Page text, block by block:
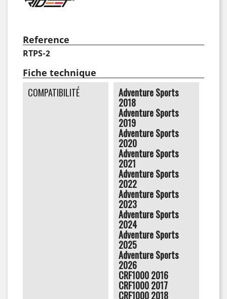
Reference
RTPS-2
Fiche technique
COMPATIBILITÉ Adventure Sports
2018
Adventure Sports
2019
Adventure Sports
2020
Adventure Sports
2021
Adventure Sports
2022
Adventure Sports
2023
Adventure Sports
2024
Adventure Sports
2025
Adventure Sports
2026
CRF1000 2016
CRF1000 2017
CRF1000 2018